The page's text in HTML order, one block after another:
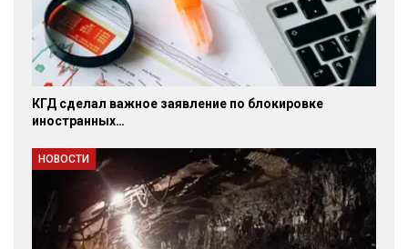
КГД сделал важное заявление по блокировке
иностранных…
НОВОСТИ